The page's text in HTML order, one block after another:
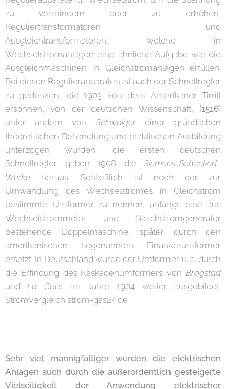
zu vermindern oder zu erhöhen,
Reguliertransformatoren und
Ausgleichtransformatoren, welche in
Wechselstromanlagen eine ähnliche Aufgabe wie die
Ausgleichmaschinen in Gleichstromanlagen erfüllen.
Bei diesen Regulierapparaten ist auch der Schnellregler
zu gedenken, die 1903 von dem Amerikaner Tirrill
ersonnen, von der deutschen Wissenschaft, [1516]
unter andern von Schwaigereiner gründlichen
theoretischen Behandlung und praktischen Ausbildung
unterzogen wurden; die ersten deutschen
Schnellregler gaben 1908 die Siemens-Schuckert-
Werke heraus. Schließlich ist noch der zur
Umwandlung des Wechselstromes in Gleichstrom
bestimmte Umformer zu nennen, anfangs eine aus
Wechselstrommotor und Gleichstromgenerator
bestehende Doppelmaschine, später durch den
amerikanischen sogenannten Einankerumformer
ersetzt. In Deutschland wurde der Umformer u. a. durch
die Erfindung des Kaskadenumformers von Bragstad
undLa Courim Jahre 1904 weiter ausgebildet.
Stromvergleich strom-gas24.de
Sehr viel mannigfaltiger wurden die elektrischen
Anlagen auch durch die außerordentlich gesteigerte
Vielseitigkeit der Anwendung elektrischer